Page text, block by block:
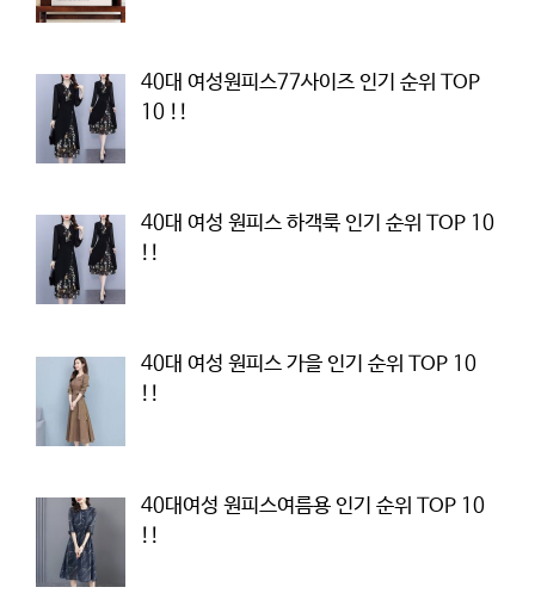
40대 여성원피스77사이즈 인기 순위 TOP
10 !!
40대 여성 원피스 하객룩 인기 순위 TOP 10
!!
40대 여성 원피스 가을 인기 순위 TOP 10
!!
40대여성 원피스여름용 인기 순위 TOP 10
!!